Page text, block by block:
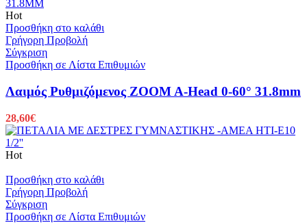
Hot
Προσθήκη στο καλάθι
Γρήγορη Προβολή
Σύγκριση
Προσθήκη σε Λίστα Επιθυμιών
Λαιμός Ρυθμιζόμενος ZOOM A-Head 0-60° 31.8mm
28,60€
Hot
Προσθήκη στο καλάθι
Γρήγορη Προβολή
Σύγκριση
Προσθήκη σε Λίστα Επιθυμιών